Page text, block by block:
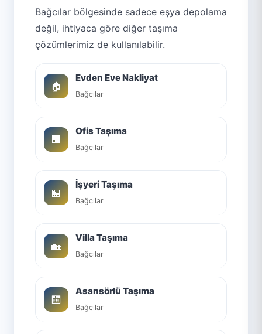
Bağcılar bölgesinde sadece eşya depolama
değil, ihtiyaca göre diğer taşıma
çözümlerimiz de kullanılabilir.
🏠
Evden Eve Nakliyat
Bağcılar
🏢
Ofis Taşıma
Bağcılar
🏪
İşyeri Taşıma
Bağcılar
🏡
Villa Taşıma
Bağcılar
🛗
Asansörlü Taşıma
Bağcılar